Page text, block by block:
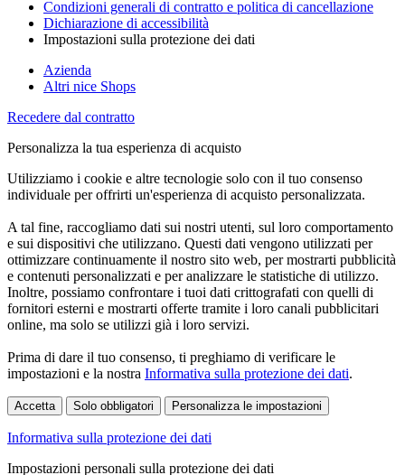
Condizioni generali di contratto e politica di cancellazione
Dichiarazione di accessibilità
Impostazioni sulla protezione dei dati
Azienda
Altri nice Shops
Recedere dal contratto
Personalizza la tua esperienza di acquisto
Utilizziamo i cookie e altre tecnologie solo con il tuo consenso
individuale per offrirti un'esperienza di acquisto personalizzata.
A tal fine, raccogliamo dati sui nostri utenti, sul loro comportamento
e sui dispositivi che utilizzano. Questi dati vengono utilizzati per
ottimizzare continuamente il nostro sito web, per mostrarti pubblicità
e contenuti personalizzati e per analizzare le statistiche di utilizzo.
Inoltre, possiamo confrontare i tuoi dati crittografati con quelli di
fornitori esterni e mostrarti offerte tramite i loro canali pubblicitari
online, ma solo se utilizzi già i loro servizi.
Prima di dare il tuo consenso, ti preghiamo di verificare le
impostazioni e la nostra Informativa sulla protezione dei dati.
Accetta Solo obbligatori Personalizza le impostazioni
Informativa sulla protezione dei dati
Impostazioni personali sulla protezione dei dati